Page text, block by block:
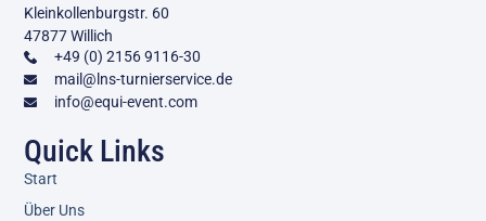
Quick Links
Start
Über Uns
Kleinkollenburgstr. 60
47877 Willich
+49 (0) 2156 9116-30
mail@lns-turnierservice.de
info@equi-event.com